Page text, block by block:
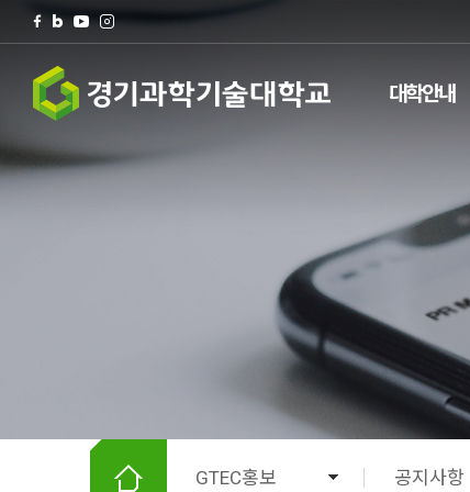
대학안내
검색 팝업존전체메뉴
GTEC홍보 공지사항